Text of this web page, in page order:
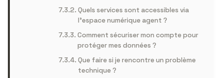
Quels services sont accessibles via
l’espace numérique agent ?
Comment sécuriser mon compte pour
protéger mes données ?
Que faire si je rencontre un problème
technique ?